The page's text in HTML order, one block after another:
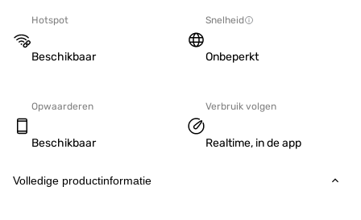
Hotspot
Beschikbaar
Snelheid
Onbeperkt
Opwaarderen
Beschikbaar
Verbruik volgen
Realtime, in de app
Volledige productinformatie